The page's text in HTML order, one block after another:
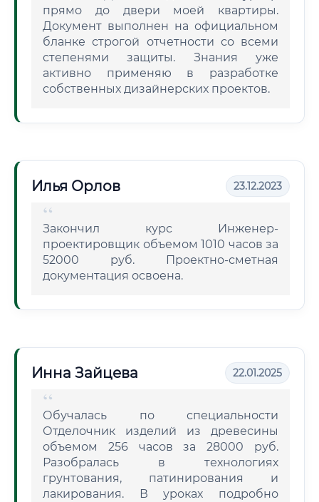
прямо до двери моей квартиры.
Документ выполнен на официальном
бланке строгой отчетности со всеми
степенями защиты. Знания уже
активно применяю в разработке
собственных дизайнерских проектов.
Илья Орлов 23.12.2023
Закончил курс Инженер-
проектировщик объемом 1010 часов за
52000 руб. Проектно-сметная
документация освоена.
Инна Зайцева 22.01.2025
Обучалась по специальности
Отделочник изделий из древесины
объемом 256 часов за 28000 руб.
Разобралась в технологиях
грунтования, патинирования и
лакирования. В уроках подробно